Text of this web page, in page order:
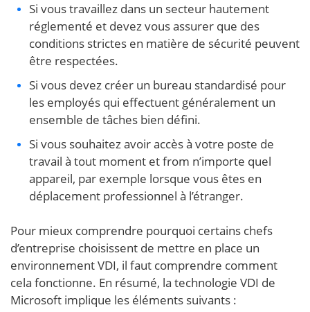
Si vous travaillez dans un secteur hautement
réglementé et devez vous assurer que des
conditions strictes en matière de sécurité peuvent
être respectées.
Si vous devez créer un bureau standardisé pour
les employés qui effectuent généralement un
ensemble de tâches bien défini.
Si vous souhaitez avoir accès à votre poste de
travail à tout moment et from n’importe quel
appareil, par exemple lorsque vous êtes en
déplacement professionnel à l’étranger.
Pour mieux comprendre pourquoi certains chefs
d’entreprise choisissent de mettre en place un
environnement VDI, il faut comprendre comment
cela fonctionne. En résumé, la technologie VDI de
Microsoft implique les éléments suivants :